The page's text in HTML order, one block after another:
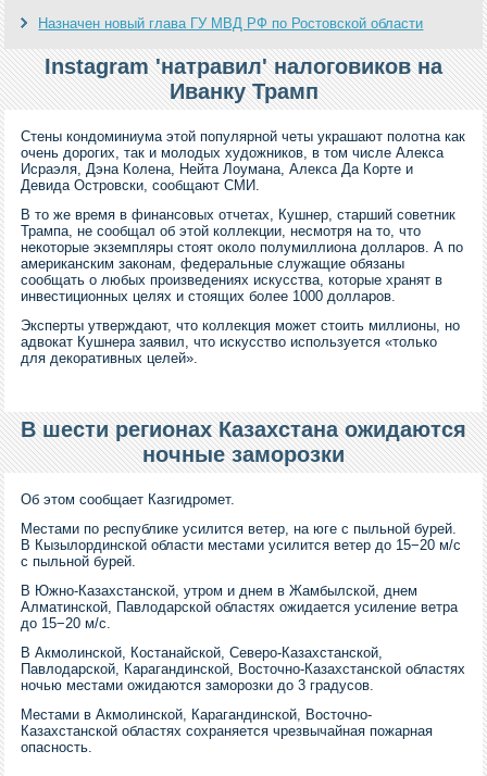
Назначен новый глава ГУ МВД РФ по Ростовской области
Instagram 'натравил' налоговиков на
Иванку Трамп
Стены кондоминиума этой популярной четы украшают полотна как
очень дорогих, так и молодых художников, в том числе Алекса
Исраэля, Дэна Колена, Нейта Лоумана, Алекса Да Корте и
Девида Островски, сообщают СМИ.
В то же время в финансовых отчетах, Кушнер, старший советник
Трампа, не сообщал об этой коллекции, несмотря на то, что
некоторые экземпляры стоят около полумиллиона долларов. А по
американским законам, федеральные служащие обязаны
сообщать о любых произведениях искусства, которые хранят в
инвестиционных целях и стоящих более 1000 долларов.
Эксперты утверждают, что коллекция может стоить миллионы, но
адвокат Кушнера заявил, что искусство используется «только
для декоративных целей».
В шести регионах Казахстана ожидаются
ночные заморозки
Об этом сообщает Казгидромет.
Местами по республике усилится ветер, на юге с пыльной бурей.
В Кызылординской области местами усилится ветер до 15−20 м/с
с пыльной бурей.
В Южно-Казахстанской, утром и днем в Жамбылской, днем
Алматинской, Павлодарской областях ожидается усиление ветра
до 15−20 м/с.
В Акмолинской, Костанайской, Северо-Казахстанской,
Павлодарской, Карагандинской, Восточно-Казахстанской областях
ночью местами ожидаются заморозки до 3 градусов.
Местами в Акмолинской, Карагандинской, Восточно-
Казахстанской областях сохраняется чрезвычайная пожарная
опасность.